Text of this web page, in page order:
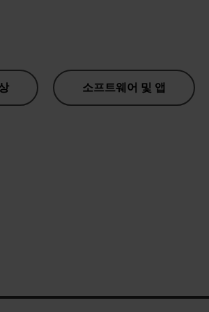
소프트웨어 및 앱